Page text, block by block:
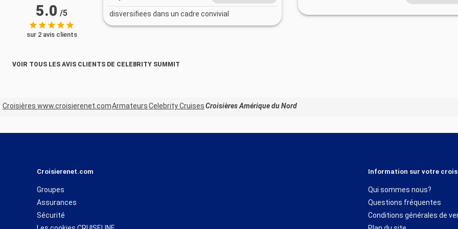
5.0 /5
sur 2 avis clients
disversifiees dans un cadre convivial
VOIR TOUS LES AVIS CLIENTS DE CELEBRITY SUMMIT
Croisières www.croisierenet.comArmateursCelebrity CruisesCroisières Amérique du Nord
Croisierenet.com
Groupes
Assurances
Sécurité
Information sur votre
Qui sommes nous?
Questions fréquentes
Conditions générales de